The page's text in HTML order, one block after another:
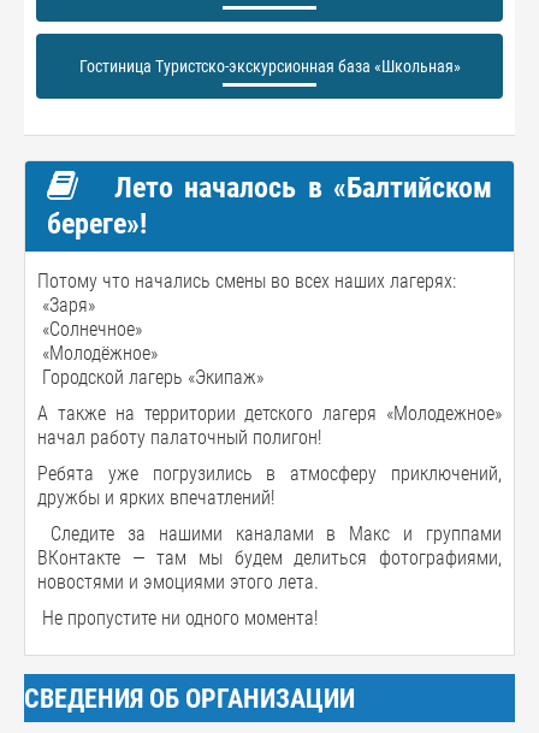
Гостиница Туристско-экскурсионная база «Школьная»
Лето началось в «Балтийском
береге»!
Потому что начались смены во всех наших лагерях:
«Заря»
«Солнечное»
«Молодёжное»
Городской лагерь «Экипаж»
А также на территории детского лагеря «Молодежное»
начал работу палаточный полигон!
Ребята уже погрузились в атмосферу приключений,
дружбы и ярких впечатлений!
Следите за нашими каналами в Макс и группами
ВКонтакте — там мы будем делиться фотографиями,
новостями и эмоциями этого лета.
Не пропустите ни одного момента!
СВЕДЕНИЯ ОБ ОРГАНИЗАЦИИ